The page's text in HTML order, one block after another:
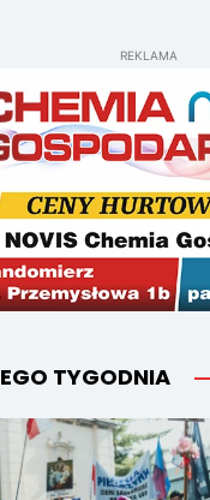
REKLAMA
TYGODNIA